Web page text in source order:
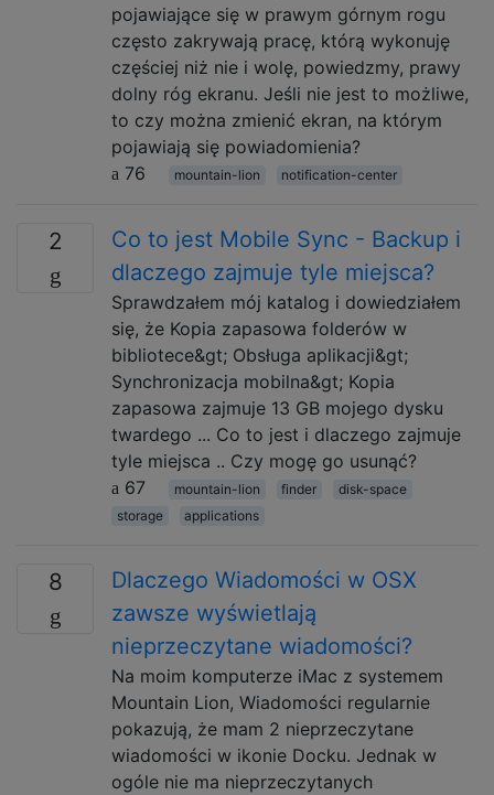
pojawiające się w prawym górnym rogu
często zakrywają pracę, którą wykonuję
częściej niż nie i wolę, powiedzmy, prawy
dolny róg ekranu. Jeśli nie jest to możliwe,
to czy można zmienić ekran, na którym
pojawiają się powiadomienia?
76
mountain-lion notification-center
2
Co to jest Mobile Sync - Backup i
dlaczego zajmuje tyle miejsca?
Sprawdzałem mój katalog i dowiedziałem
się, że Kopia zapasowa folderów w
bibliotece&gt; Obsługa aplikacji&gt;
Synchronizacja mobilna&gt; Kopia
zapasowa zajmuje 13 GB mojego dysku
twardego ... Co to jest i dlaczego zajmuje
tyle miejsca .. Czy mogę go usunąć?
67
mountain-lion finder
disk-space
storage
applications
8
Dlaczego Wiadomości w OSX
zawsze wyświetlają
nieprzeczytane wiadomości?
Na moim komputerze iMac z systemem
Mountain Lion, Wiadomości regularnie
pokazują, że mam 2 nieprzeczytane
wiadomości w ikonie Docku. Jednak w
ogóle nie ma nieprzeczytanych